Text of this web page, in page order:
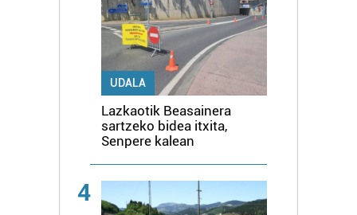
UDALA
Lazkaotik Beasainera
sartzeko bidea itxita,
Senpere kalean
4